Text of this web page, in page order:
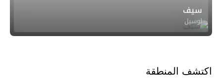
سيف
لوسيل
اكتشف المنطقة